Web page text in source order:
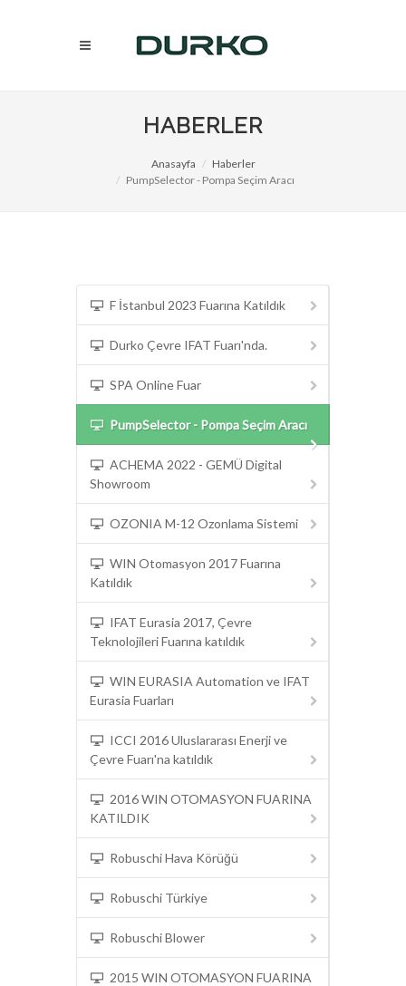
HABERLER
Anasayfa
Haberler
PumpSelector - Pompa Seçim Aracı
F İstanbul 2023 Fuarına Katıldık
Durko Çevre IFAT Fuarı'nda.
SPA Online Fuar
PumpSelector - Pompa Seçim Aracı
ACHEMA 2022 - GEMÜ Digital
Showroom
OZONIA M-12 Ozonlama Sistemi
WIN Otomasyon 2017 Fuarına
Katıldık
IFAT Eurasia 2017, Çevre
Teknolojileri Fuarına katıldık
WIN EURASIA Automation ve IFAT
Eurasia Fuarları
ICCI 2016 Uluslararası Enerji ve
Çevre Fuarı'na katıldık
2016 WIN OTOMASYON FUARINA
KATILDIK
Robuschi Hava Körüğü
Robuschi Türkiye
Robuschi Blower
2015 WIN OTOMASYON FUARINA